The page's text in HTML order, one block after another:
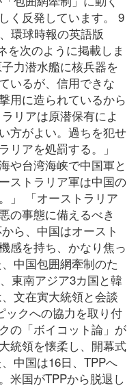
く反発しています。 9
環球時報の英語版
を次のように掲載しま
力潜水艦に核兵器を
いるが、信用できな
用に造られているから
リアは原潜保有によ
方がよい。過ちを犯せ
リアを処罰する。」
や台湾海峡で中国軍と
ストラリア軍は中国の
」 「オーストラリア
の事態に備えるべき
ら、中国はオースト
感を持ち、かなり焦っ
中国包囲網牽制のた
東南アジア3カ国と韓
文在寅大統領と会談
ックへの協力を取り付
の「ボイコット論」が
統領を懐柔し、開幕式
中国は16日、TPPへ
米国がTPPから脱退し